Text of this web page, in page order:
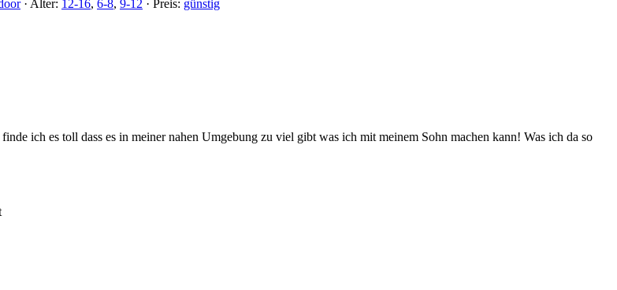
· Alter: 12-16, 6-8, 9-12 · Preis: günstig
ich es toll dass es in meiner nahen Umgebung zu viel gibt was ich mit meinem Sohn machen kann! Was ich da so